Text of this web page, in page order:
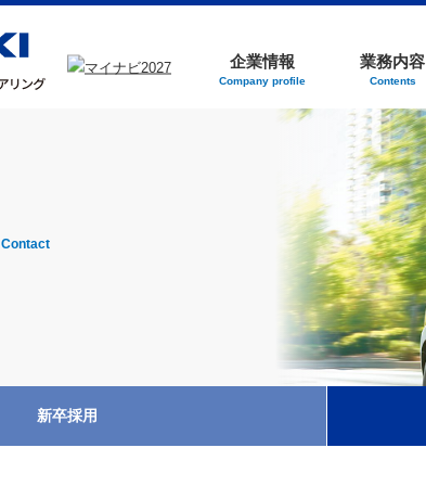
企業情報
Company profile
業務内容
Contents
Contact
新卒採用